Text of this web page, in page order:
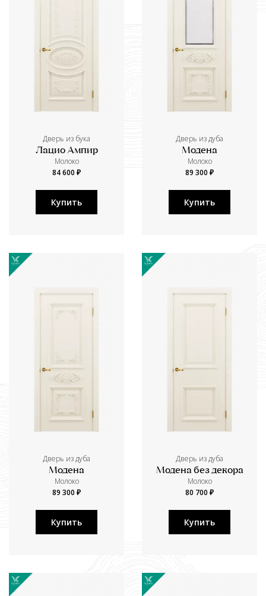
Дверь из бука
Лацио Ампир
Молоко
84 600 ₽
Купить
Дверь из дуба
Модена
Молоко
89 300 ₽
Купить
Дверь из дуба
Модена
Молоко
89 300 ₽
Купить
Дверь из дуба
Модена без декора
Молоко
80 700 ₽
Купить